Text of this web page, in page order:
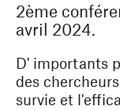
2ème
avril 2024.
D' importants
des
survie et